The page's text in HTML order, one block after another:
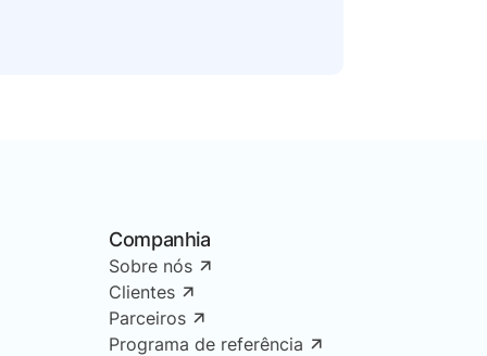
Companhia
Sobre nós
Clientes
Parceiros
Programa de referência